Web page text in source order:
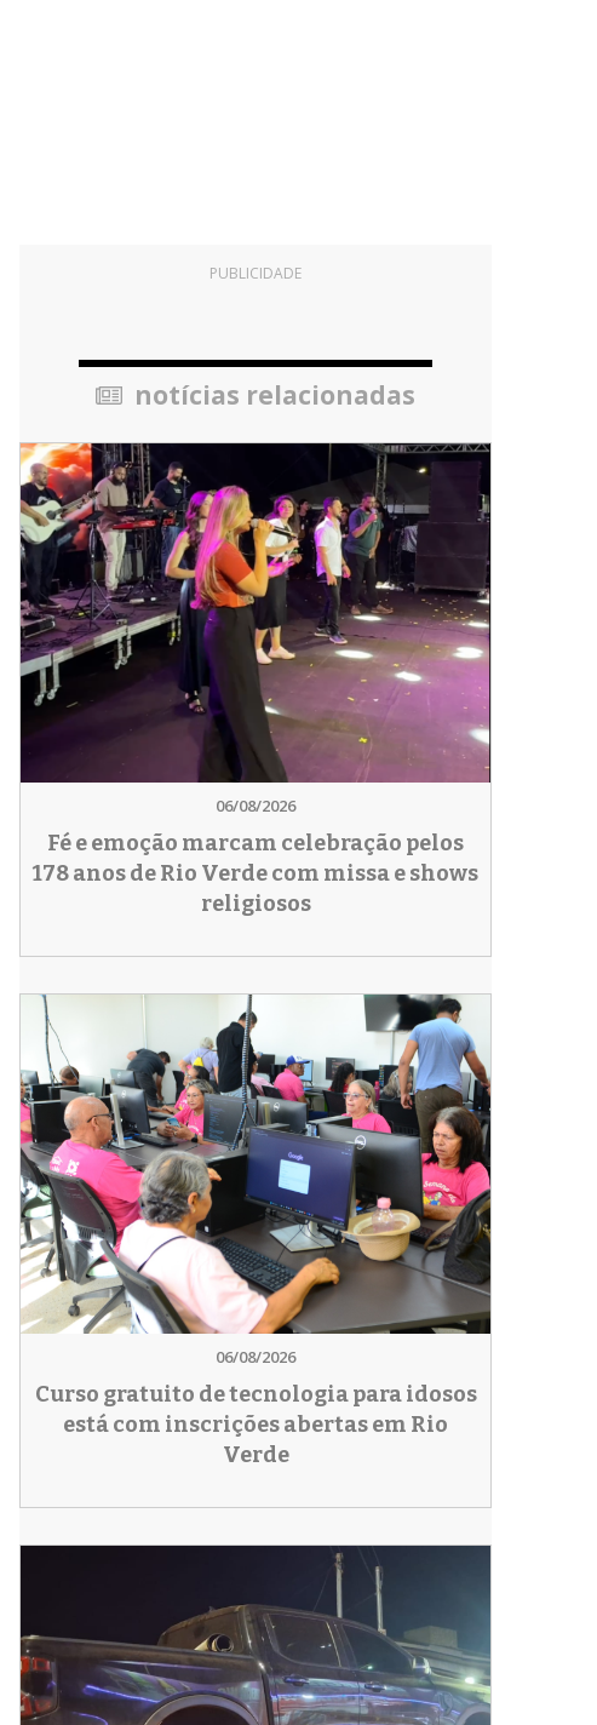
PUBLICIDADE
notícias relacionadas
06/08/2026
Fé e emoção marcam celebração pelos
178 anos de Rio Verde com missa e shows
religiosos
06/08/2026
Curso gratuito de tecnologia para idosos
está com inscrições abertas em Rio
Verde